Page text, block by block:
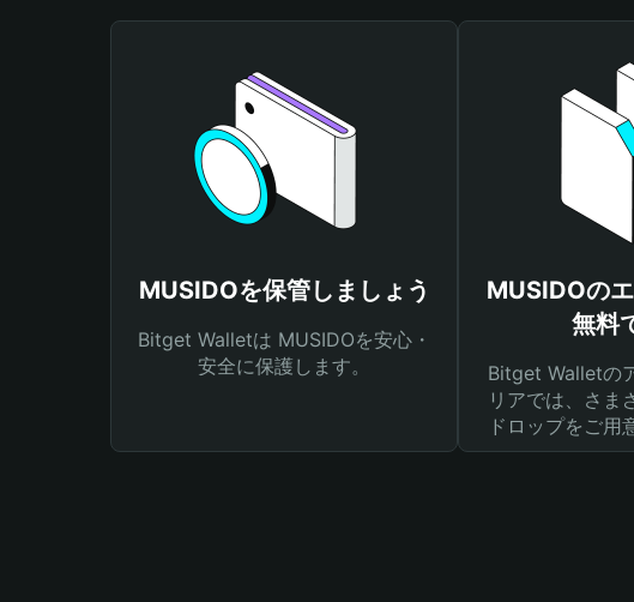
MUSIDOを保管しましょう
Bitget Walletは MUSIDOを安心・
安全に保護します。
MUSIDOの
無料
Bitget Walletの
リアでは、さま
ドロップをご用